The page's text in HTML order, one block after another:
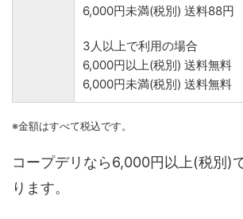
6,000円未満(税別) 送料88円
3人以上で利用の場合
6,000円以上(税別) 送料無料
6,000円未満(税別) 送料無料
※金額はすべて税込です。
コープデリなら6,000円以上(税別)
ります。